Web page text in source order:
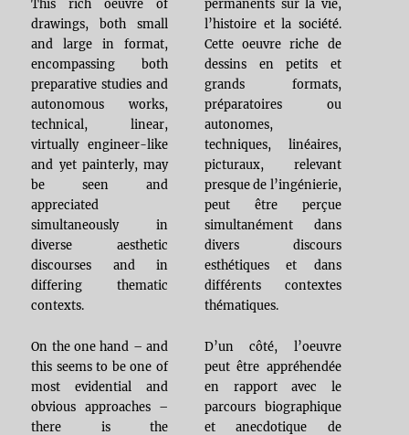
This rich oeuvre of
drawings, both small
and large in format,
encompassing both
preparative studies and
autonomous works,
technical, linear,
virtually engineer-like
and yet painterly, may
be seen and
appreciated
simultaneously in
diverse aesthetic
discourses and in
differing thematic
contexts.
On the one hand – and
this seems to be one of
most evidential and
obvious approaches –
there is the
permanents sur la vie,
l’histoire et la société.
Cette oeuvre riche de
dessins en petits et
grands formats,
préparatoires ou
autonomes,
techniques, linéaires,
picturaux, relevant
presque de l’ingénierie,
peut être perçue
simultanément dans
divers discours
esthétiques et dans
différents contextes
thématiques.
D’un côté, l’oeuvre
peut être appréhendée
en rapport avec le
parcours biographique
et anecdotique de